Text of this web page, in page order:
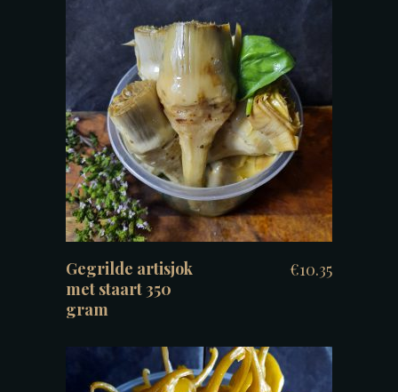
TOEVOEGEN AAN WINKELWAGEN
Gegrilde artisjok
met staart 350
gram
€10.35